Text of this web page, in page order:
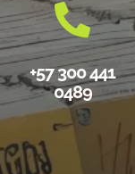
+57 300 441
0489